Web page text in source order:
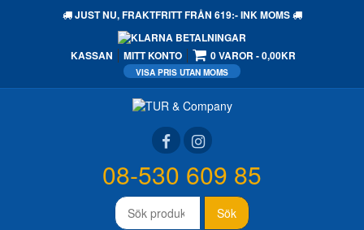
JUST NU,FRAKTFRITTFRÅN 619:- INK MOMS
KASSAN MITT KONTO 0 VAROR 0,00KR
Sök
efter:
Sök
08-530 609 85